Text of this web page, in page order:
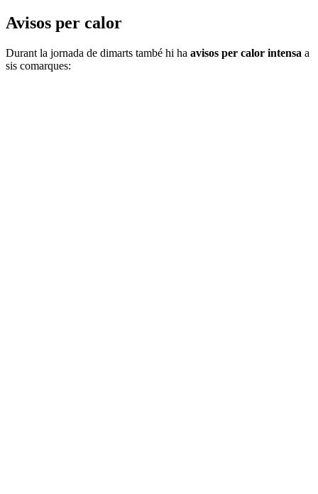
Avisos per calor
Durant la jornada de dimarts també hi ha avisos per calor intensa a
sis comarques: